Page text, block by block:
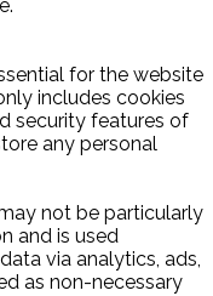
for the website
includes cookies
security features of
any personal
not be particularly
and is used
via analytics, ads,
as non-necessary